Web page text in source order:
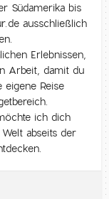
Südamerika bis
ausschließlich
Erlebnissen,
Arbeit, damit du
Reise
ich dich
abseits der